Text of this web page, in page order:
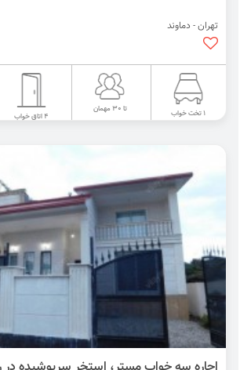
تهران - دماوند
1 تخت خواب تا 30 مهمان
4 اتاق خواب